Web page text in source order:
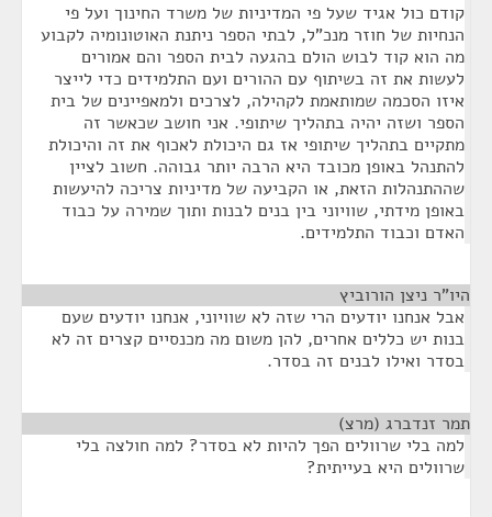
קודם כול אגיד שעל פי המדיניות של משרד החינוך ועל פי
הנחיות של חוזר מנכ"ל, לבתי הספר ניתנת האוטונומיה לקבוע
מה הוא קוד לבוש הולם בהגעה לבית הספר והם אמורים
לעשות את זה בשיתוף עם ההורים ועם התלמידים כדי לייצר
איזו הסכמה שמותאמת לקהילה, לצרכים ולמאפיינים של בית
הספר ושזה יהיה בתהליך שיתופי. אני חושב שכאשר זה
מתקיים בתהליך שיתופי אז גם היכולת לאכוף את זה והיכולת
להתנהל באופן מכובד היא הרבה יותר גבוהה. חשוב לציין
שההתנהלות הזאת, או הקביעה של מדיניות צריכה להיעשות
באופן מידתי, שוויוני בין בנים לבנות ותוך שמירה על כבוד
האדם וכבוד התלמידים.
היו"ר ניצן הורוביץ
אבל אנחנו יודעים הרי שזה לא שוויוני, אנחנו יודעים שעם
בנות יש כללים אחרים, להן משום מה מכנסיים קצרים זה לא
בסדר ואילו לבנים זה בסדר.
תמר זנדברג (מרצ)
למה בלי שרוולים הפך להיות לא בסדר? למה חולצה בלי
שרוולים היא בעייתית?